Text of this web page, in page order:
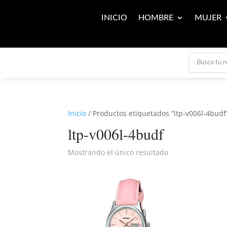
INICIO HOMBRE MUJER
Búsqueda
productos
Inicio / Productos etiquetados “ltp-v006l-
ltp-v006l-4budf
Mostrando el único resultado